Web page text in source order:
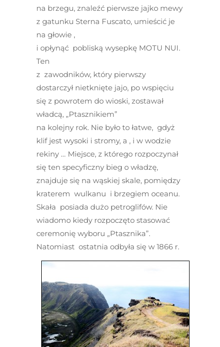
na brzegu, znaleźć pierwsze jajko mewy
z gatunku Sterna Fuscato, umieścić je
na głowie ,
i opłynąć pobliską wysepkę MOTU NUI.
Ten
z zawodników, który pierwszy
dostarczył nietknięte jajo, po wspięciu
się z powrotem do wioski, zostawał
władcą, „Ptasznikiem”
na kolejny rok. Nie było to łatwe, gdyż
klif jest wysoki i stromy, a , i w wodzie
rekiny … Miejsce, z którego rozpoczynał
się ten specyficzny bieg o władzę,
znajduje się na wąskiej skale, pomiędzy
kraterem wulkanu i brzegiem oceanu.
Skała posiada dużo petroglifów. Nie
wiadomo kiedy rozpoczęto stasować
ceremonię wyboru „Ptasznika”.
Natomiast ostatnia odbyła się w 1866 r.